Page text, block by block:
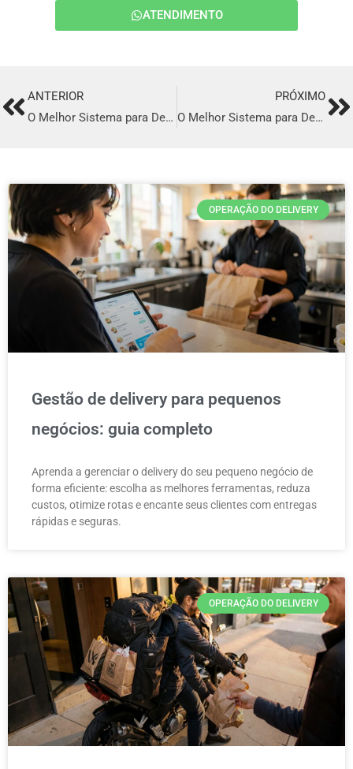
ATENDIMENTO
PrevANTERIOR
O Melhor Sistema para Delivery em Taquara
PRÓXIMO
O Melhor Sistema para Delivery em Cachoeiras de Macacu
OPERAÇÃO DO DELIVERY
Gestão de delivery para pequenos
negócios: guia completo
Aprenda a gerenciar o delivery do seu pequeno negócio de
forma eficiente: escolha as melhores ferramentas, reduza
custos, otimize rotas e encante seus clientes com entregas
rápidas e seguras.
OPERAÇÃO DO DELIVERY